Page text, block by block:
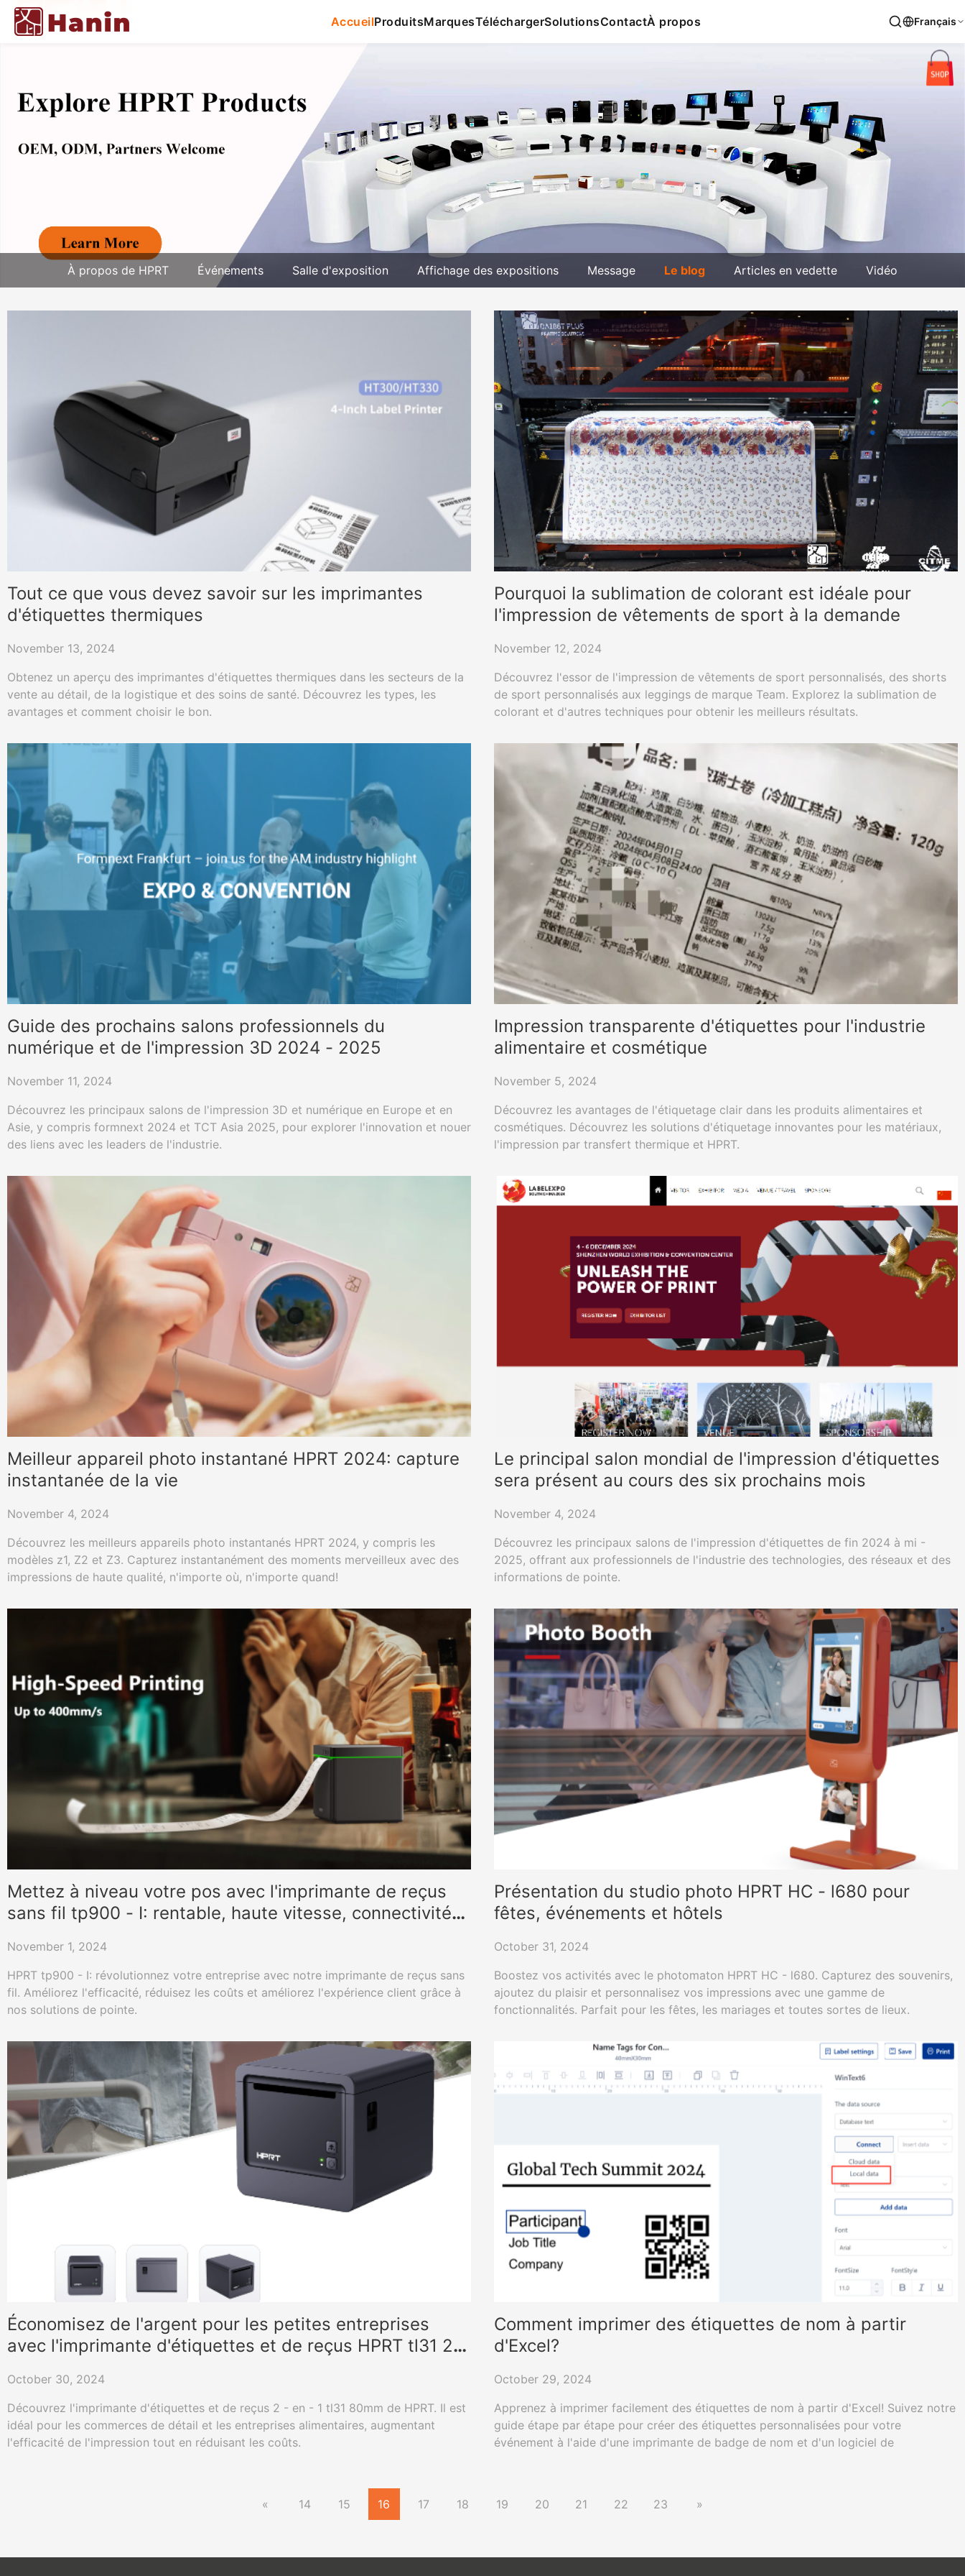
AccueilProduitsMarquesTéléchargerSolutionsContactÀ propos Français
À propos de HPRT Événements Salle d'exposition Affichage des expositions Message Le blog Articles en vedette Vidéo
Tout ce que vous devez savoir sur les imprimantes
d'étiquettes thermiques
November 13, 2024
Obtenez un aperçu des imprimantes d'étiquettes thermiques dans les secteurs de la
vente au détail, de la logistique et des soins de santé. Découvrez les types, les
avantages et comment choisir le bon.
Pourquoi la sublimation de colorant est idéale pour
l'impression de vêtements de sport à la demande
November 12, 2024
Découvrez l'essor de l'impression de vêtements de sport personnalisés, des shorts
de sport personnalisés aux leggings de marque Team. Explorez la sublimation de
colorant et d'autres techniques pour obtenir les meilleurs résultats.
Guide des prochains salons professionnels du
numérique et de l'impression 3D 2024 - 2025
November 11, 2024
Découvrez les principaux salons de l'impression 3D et numérique en Europe et en
Asie, y compris formnext 2024 et TCT Asia 2025, pour explorer l'innovation et nouer
des liens avec les leaders de l'industrie.
Impression transparente d'étiquettes pour l'industrie
alimentaire et cosmétique
November 5, 2024
Découvrez les avantages de l'étiquetage clair dans les produits alimentaires et
cosmétiques. Découvrez les solutions d'étiquetage innovantes pour les matériaux,
l'impression par transfert thermique et HPRT.
Meilleur appareil photo instantané HPRT 2024: capture
instantanée de la vie
November 4, 2024
Découvrez les meilleurs appareils photo instantanés HPRT 2024, y compris les
modèles z1, Z2 et Z3. Capturez instantanément des moments merveilleux avec des
impressions de haute qualité, n'importe où, n'importe quand!
Le principal salon mondial de l'impression d'étiquettes
sera présent au cours des six prochains mois
November 4, 2024
Découvrez les principaux salons de l'impression d'étiquettes de fin 2024 à mi -
2025, offrant aux professionnels de l'industrie des technologies, des réseaux et des
informations de pointe.
Mettez à niveau votre pos avec l'imprimante de reçus
sans fil tp900 - I: rentable, haute vitesse, connectivité
November 1, 2024
HPRT tp900 - I: révolutionnez votre entreprise avec notre imprimante de reçus sans
fil. Améliorez l'efficacité, réduisez les coûts et améliorez l'expérience client grâce à
nos solutions de pointe.
Présentation du studio photo HPRT HC - l680 pour
fêtes, événements et hôtels
October 31, 2024
Boostez vos activités avec le photomaton HPRT HC - l680. Capturez des souvenirs,
ajoutez du plaisir et personnalisez vos impressions avec une gamme de
fonctionnalités. Parfait pour les fêtes, les mariages et toutes sortes de lieux.
Économisez de l'argent pour les petites entreprises
avec l'imprimante d'étiquettes et de reçus HPRT tl31 2 -
October 30, 2024
Découvrez l'imprimante d'étiquettes et de reçus 2 - en - 1 tl31 80mm de HPRT. Il est
idéal pour les commerces de détail et les entreprises alimentaires, augmentant
l'efficacité de l'impression tout en réduisant les coûts.
Comment imprimer des étiquettes de nom à partir
d'Excel?
October 29, 2024
Apprenez à imprimer facilement des étiquettes de nom à partir d'Excel! Suivez notre
guide étape par étape pour créer des étiquettes personnalisées pour votre
événement à l'aide d'une imprimante de badge de nom et d'un logiciel de
« 14 15 16 17 18 19 20 21 22 23 »